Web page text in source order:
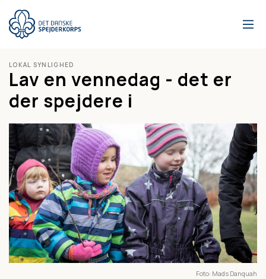
hovedindhold
LOKAL SYNLIGHED
Lav en vennedag - det er
der spejdere i
Foto Mads Danquah